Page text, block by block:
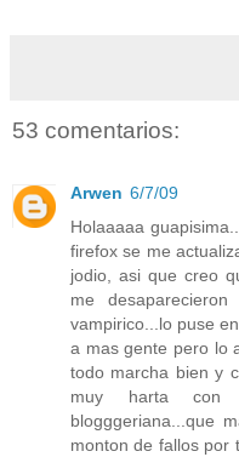
53 comentarios:
Arwen 6/7/09
Holaaaaa
firefox se me
jodio, asi que creo
me
vampirico...lo puse
a mas gente pero lo
todo marcha bien y
muy harta con
blogggeriana...que
monton de fallos por